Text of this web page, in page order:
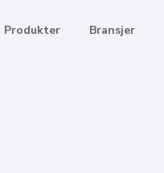
Produkter Bransjer